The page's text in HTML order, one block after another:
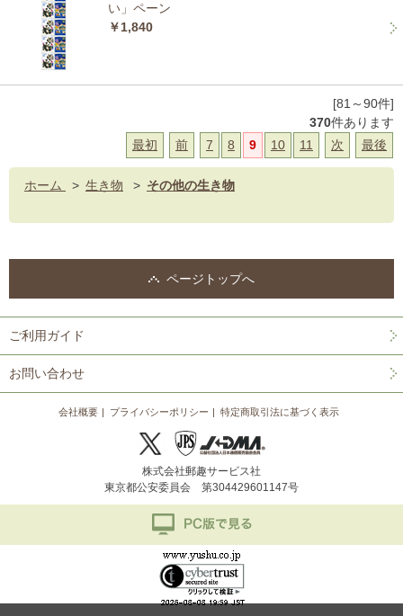
い」ペーン
￥1,840
[81～90件]
370件あります
最初
前 7 8 9 10 11 次 最後
ホーム > 生き物 > その他の生き物
ページトップへ
ご利用ガイド
お問い合わせ
会社概要 プライバシーポリシー 特定商取引法に基づく表示
株式会社郵趣サービス社
東京都公安委員会 第304429601147号